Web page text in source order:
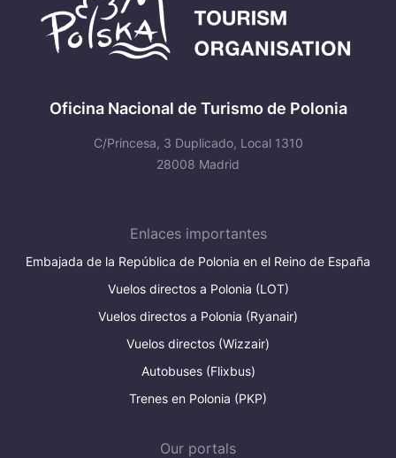
Oficina Nacional de Turismo de Polonia
C/Princesa, 3 Duplicado, Local 1310
28008 Madrid
Enlaces importantes
Embajada de la República de Polonia en el Reino de España
Vuelos directos a Polonia (LOT)
Vuelos directos a Polonia (Ryanair)
Vuelos directos (Wizzair)
Autobuses (Flixbus)
Trenes en Polonia (PKP)
Our portals